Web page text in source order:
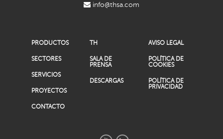
info@thsa.com
PRODUCTOS
SECTORES
SERVICIOS
PROYECTOS
CONTACTO
TH
SALA DE
PRENSA
DESCARGAS
AVISO LEGAL
POLÍTICA DE
COOKIES
POLÍTICA DE
PRIVACIDAD